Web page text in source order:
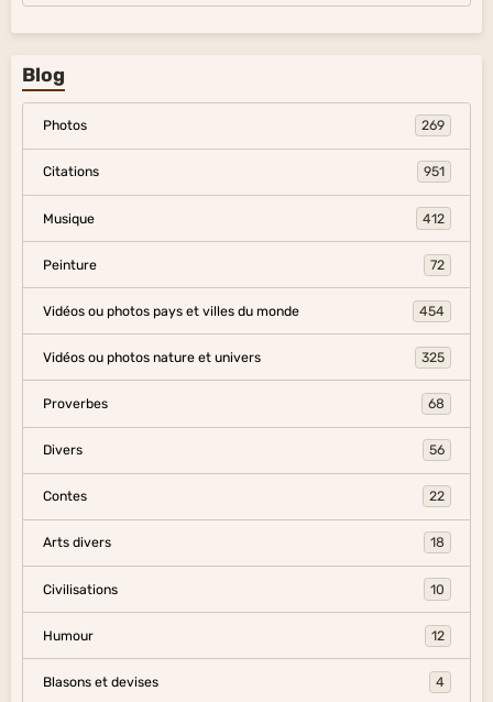
Blog
Photos 269
Citations 951
Musique 412
Peinture 72
Vidéos ou photos pays et villes du monde 454
Vidéos ou photos nature et univers 325
Proverbes 68
Divers 56
Contes 22
Arts divers 18
Civilisations 10
Humour 12
Blasons et devises 4